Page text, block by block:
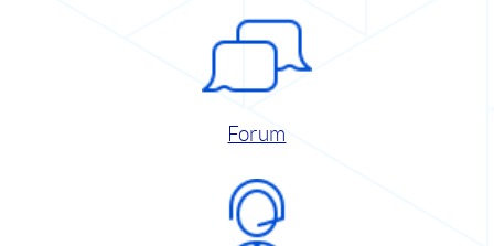
Forum